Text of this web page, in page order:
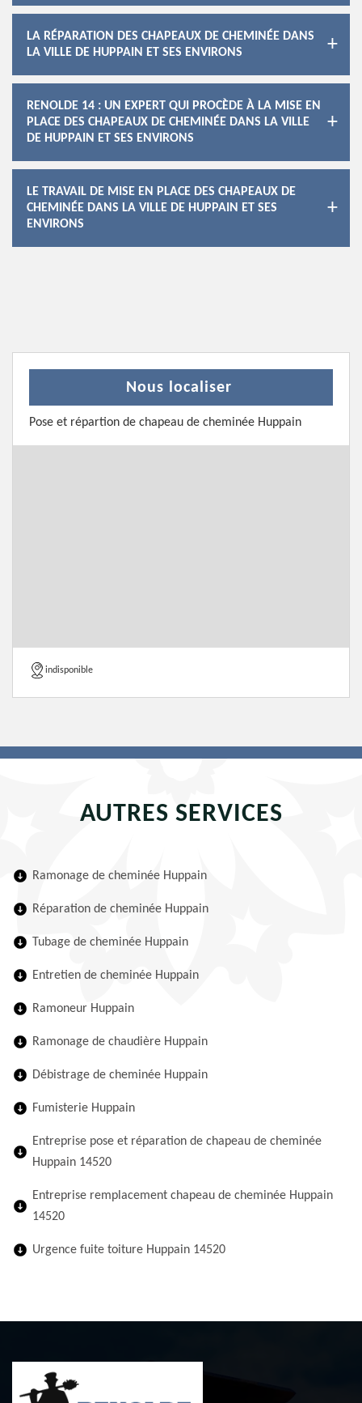
LA RÉPARATION DES CHAPEAUX DE CHEMINÉE DANS
LA VILLE DE HUPPAIN ET SES ENVIRONS
RENOLDE 14 : UN EXPERT QUI PROCÈDE À LA MISE EN
PLACE DES CHAPEAUX DE CHEMINÉE DANS LA VILLE
DE HUPPAIN ET SES ENVIRONS
LE TRAVAIL DE MISE EN PLACE DES CHAPEAUX DE
CHEMINÉE DANS LA VILLE DE HUPPAIN ET SES
ENVIRONS
Nous localiser
Pose et répartion de chapeau de cheminée Huppain
indisponible
AUTRES SERVICES
Ramonage de cheminée Huppain
Réparation de cheminée Huppain
Tubage de cheminée Huppain
Entretien de cheminée Huppain
Ramoneur Huppain
Ramonage de chaudière Huppain
Débistrage de cheminée Huppain
Fumisterie Huppain
Entreprise pose et réparation de chapeau de cheminée
Huppain 14520
Entreprise remplacement chapeau de cheminée Huppain
14520
Urgence fuite toiture Huppain 14520